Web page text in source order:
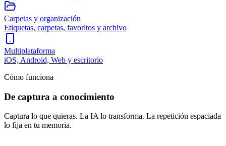
Carpetas y organización
Etiquetas, carpetas, favoritos y archivo
Multiplataforma
iOS, Android, Web y escritorio
Cómo funciona
De captura a conocimiento
Captura lo que quieras. La IA lo transforma. La repetición espaciada
lo fija en tu memoria.